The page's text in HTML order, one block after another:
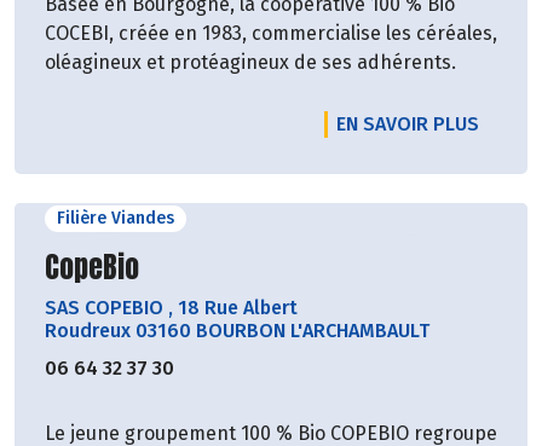
COCEBI, créée en 1983, commercialise les céréales,
oléagineux et protéagineux de ses adhérents.
EN SAVOIR PLUS
Filière Viandes
Découvrir le producteur
CopeBio
SAS COPEBIO , 18 Rue Albert
Roudreux 03160 BOURBON L'ARCHAMBAULT
06 64 32 37 30
Le jeune groupement 100 % Bio COPEBIO regroupe